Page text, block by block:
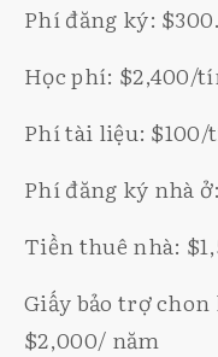
Phí đăng ký: $300.
Học phí: $2,400/
Phí tài liệu:
Phí đăng ký nhà
Tiền thuê nhà:
Giấy bảo trợ
$2,000/ năm